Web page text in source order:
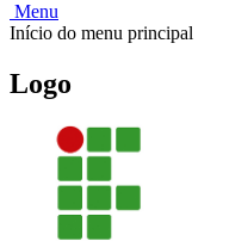
Menu
Início do menu principal
Logo